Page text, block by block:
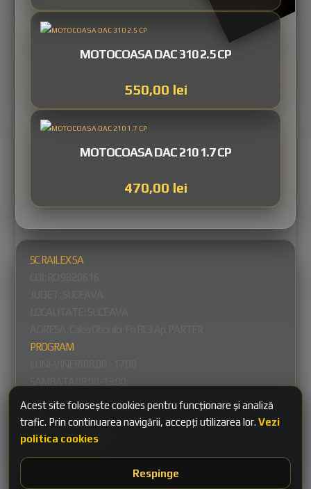
MOTOCOASA DAC 310 2.5 CP
550,00 lei
MOTOCOASA DAC 210 1.7 CP
470,00 lei
SC RAILEX SA
PROGRAM
DUMINICA INCHIS
Legal
Politica de confidențialitate
Termeni și condiții
Politica de retur
Acest site folosește cookies pentru funcționare și analiză
trafic. Prin continuarea navigării, accepți utilizarea lor. Vezi
politica cookies
Respinge